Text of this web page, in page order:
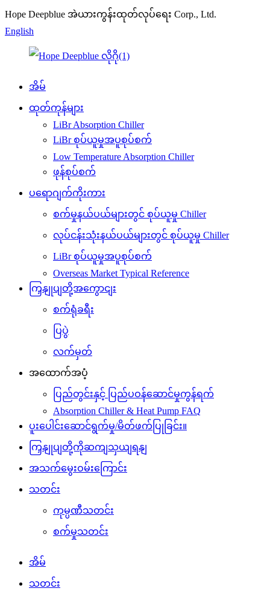
Hope Deepblue အဲယားကွန်းထုတ်လုပ်ရေး Corp., Ltd.
English
အိမ်
ထုတ်ကုန်များ
LiBr Absorption Chiller
LiBr စုပ်ယူမှုအပူစုပ်စက်
Low Temperature Absorption Chiller
ဖုန်စုပ်စက်
ပရောဂျက်ကိုးကား
စက်မှုနယ်ပယ်များတွင် စုပ်ယူမှု Chiller
လုပ်ငန်းသုံးနယ်ပယ်များတွင် စုပ်ယူမှု Chiller
LiBr စုပ်ယူမှုအပူစုပ်စက်
Overseas Market Typical Reference
ကြှနျုပျတို့အကွောငျး
စက်ရုံခရီး
ပြပွဲ
လက်မှတ်
အထောက်အပံ့
ပြည်တွင်းနှင့် ပြည်ပဝန်ဆောင်မှုကွန်ရက်
Absorption Chiller & Heat Pump FAQ
ပူးပေါင်းဆောင်ရွက်မှု/မိတ်ဖက်ပြုခြင်း။
ကြှနျုပျတို့ကိုဆကျသှယျရနျ
အသက်မွေးဝမ်းကြောင်း
သတင်း
ကုမ္ပဏီသတင်း
စက်မှုသတင်း
အိမ်
သတင်း